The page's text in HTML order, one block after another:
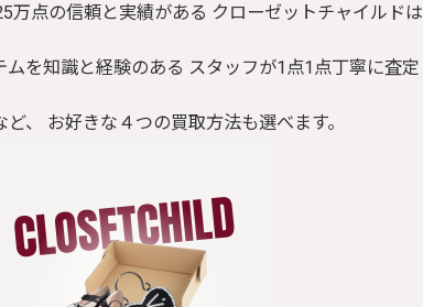
万点の信頼と実績がある クローゼットチャイルドは
ムを知識と経験のある スタッフが1点1点丁寧に査定
、 お好きな４つの買取方法も選べます。